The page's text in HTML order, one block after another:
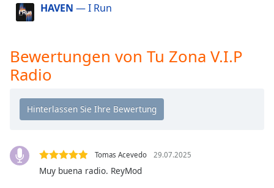
dialog
window.
will
cancel
and
window.
Text
Color
HAVEN — I Run
Bewertungen von Tu Zona V.I.P
Radio
Tomas Acevedo 29.07.2025
Muy buena radio. ReyMod